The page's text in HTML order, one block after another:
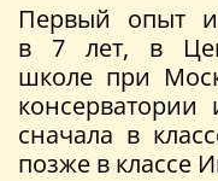
Первый опыт
в 7 лет, в
школе при
сначала в
позже в классе